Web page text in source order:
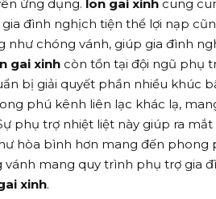
ứng dụng. lon gai xinh cung
đình nghịch tiện thể lợi nạp
chóng vánh, giúp gia đình
gai xinh còn tồn tại đội ngũ phụ
bị giải quyết phần nhiều khúc
phú kênh liên lạc khác lạ,
phụ trợ nhiệt liệt này giúp ra
hòa bình hơn mang đến phong
mang quy trình phụ trợ gia
xinh.